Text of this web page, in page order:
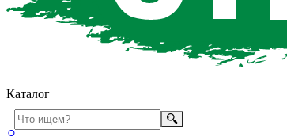
Каталог